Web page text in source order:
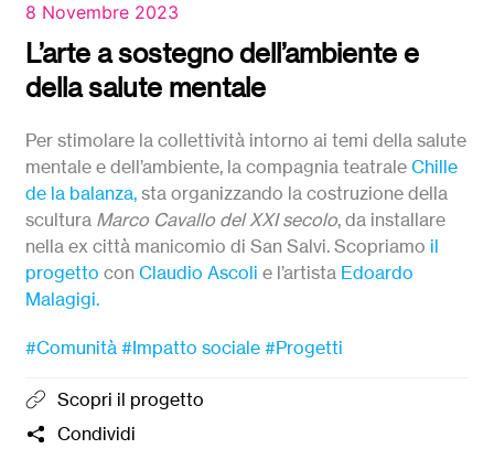
8 Novembre 2023
L’arte a sostegno dell’ambiente e
della salute mentale
Per stimolare la collettività intorno ai temi della salute
mentale e dell’ambiente, la compagnia teatrale Chille
de la balanza, sta organizzando la costruzione della
scultura Marco Cavallo del XXI secolo, da installare
nella ex città manicomio di San Salvi. Scopriamo il
progetto con Claudio Ascoli e l’artista Edoardo
Malagigi.
#Comunità #Impatto sociale #Progetti
Scopri il progetto
Condividi